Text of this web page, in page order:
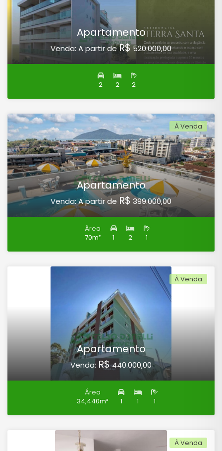
Apartamento
Venda: A partir deR$520.000,00
2 2 2
À Venda
Apartamento
Venda: A partir de R$ 399.000,00
Área
70m²
1 2 1
À Venda
Apartamento
Venda: R$440.000,00
Área
34,440m²
1 1 1
À Venda